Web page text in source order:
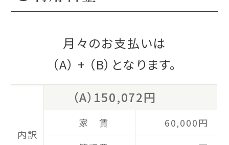
月々のお支払いは
（A） + （B） となります。
（A）150,072円
内訳
家 賃
60,000円